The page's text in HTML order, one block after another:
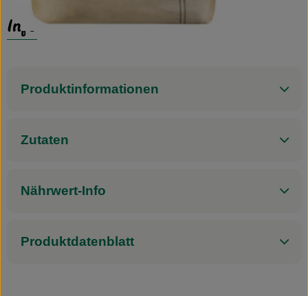
Info
Produktinformationen
Zutaten
Nährwert-Info
Produktdatenblatt